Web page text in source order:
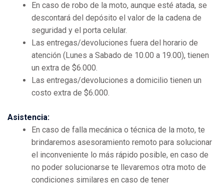
En caso de robo de la moto, aunque esté atada, se
descontará del depósito el valor de la cadena de
seguridad y el porta celular.
Las entregas/devoluciones fuera del horario de
atención (Lunes a Sabado de 10.00 a 19.00), tienen
un extra de $6.000.
Las entregas/devoluciones a domicilio tienen un
costo extra de $6.000.
Asistencia:
En caso de falla mecánica o técnica de la moto, te
brindaremos asesoramiento remoto para solucionar
el inconveniente lo más rápido posible, en caso de
no poder solucionarse te llevaremos otra moto de
condiciones similares en caso de tener